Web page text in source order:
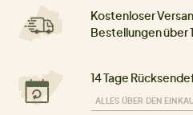
Kostenloser
Bestellungen über
14 Tage
ALLES ÜBER DEN